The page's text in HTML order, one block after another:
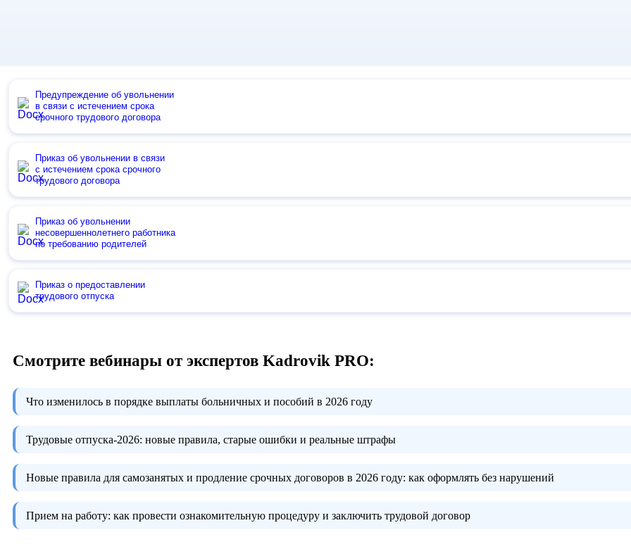
Предупреждение об увольнении
в связи с истечением срока
срочного трудового договора
Приказ об увольнении в связи
с истечением срока срочного
трудового договора
Приказ об увольнении
несовершеннолетнего работника
по требованию родителей
Приказ о предоставлении
трудового отпуска
Смотрите вебинары от экспертов Kadrovik PRO:
Что изменилось в порядке выплаты больничных и пособий в 2026 году
Трудовые отпуска-2026: новые правила, старые ошибки и реальные штрафы
Новые правила для самозанятых и продление срочных договоров в 2026 году: как оформлять без нарушений
Прием на работу: как провести ознакомительную процедуру и заключить трудовой договор